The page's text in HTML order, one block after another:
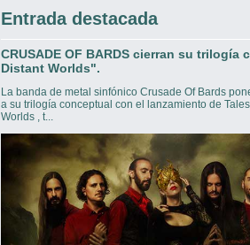
Entrada destacada
CRUSADE OF BARDS cierran su trilogía
Distant Worlds".
La banda de metal sinfónico Crusade Of Bards
a su trilogía conceptual con el lanzamiento de
Worlds , t...